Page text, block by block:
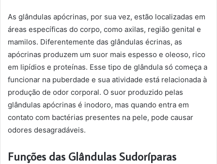
As glândulas apócrinas, por sua vez, estão localizadas em
áreas específicas do corpo, como axilas, região genital e
mamilos. Diferentemente das glândulas écrinas, as
apócrinas produzem um suor mais espesso e oleoso, rico
em lipídios e proteínas. Esse tipo de glândula só começa a
funcionar na puberdade e sua atividade está relacionada à
produção de odor corporal. O suor produzido pelas
glândulas apócrinas é inodoro, mas quando entra em
contato com bactérias presentes na pele, pode causar
odores desagradáveis.
Funções das Glândulas Sudoríparas